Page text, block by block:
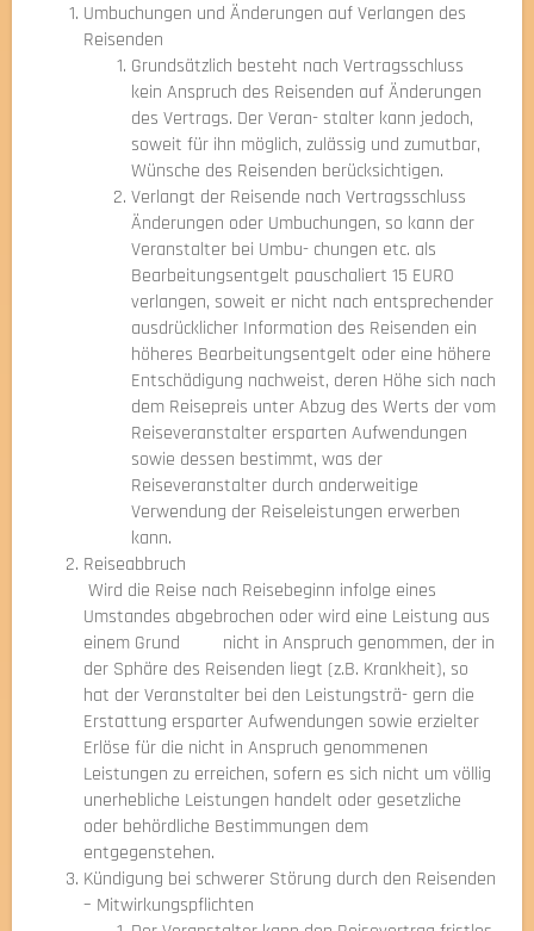
Umbuchungen und Änderungen auf Verlangen des
Reisenden
Grundsätzlich besteht nach Vertragsschluss
kein Anspruch des Reisenden auf Änderungen
des Vertrags. Der Veran- stalter kann jedoch,
soweit für ihn möglich, zulässig und zumutbar,
Wünsche des Reisenden berücksichtigen.
Verlangt der Reisende nach Vertragsschluss
Änderungen oder Umbuchungen, so kann der
Veranstalter bei Umbu- chungen etc. als
Bearbeitungsentgelt pauschaliert 15 EURO
verlangen, soweit er nicht nach entsprechender
ausdrücklicher Information des Reisenden ein
höheres Bearbeitungsentgelt oder eine höhere
Entschädigung nachweist, deren Höhe sich nach
dem Reisepreis unter Abzug des Werts der vom
Reiseveranstalter ersparten Aufwendungen
sowie dessen bestimmt, was der
Reiseveranstalter durch anderweitige
Verwendung der Reiseleistungen erwerben
kann.
Reiseabbruch
Wird die Reise nach Reisebeginn infolge eines
Umstandes abgebrochen oder wird eine Leistung aus
einem Grund nicht in Anspruch genommen, der in
der Sphäre des Reisenden liegt (z.B. Krankheit), so
hat der Veranstalter bei den Leistungsträ- gern die
Erstattung ersparter Aufwendungen sowie erzielter
Erlöse für die nicht in Anspruch genommenen
Leistungen zu erreichen, sofern es sich nicht um völlig
unerhebliche Leistungen handelt oder gesetzliche
oder behördliche Bestimmungen dem
entgegenstehen.
Kündigung bei schwerer Störung durch den Reisenden
– Mitwirkungspflichten